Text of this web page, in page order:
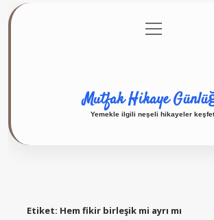
Gizlilik Politikası
menüyü
aç
Mutfak Hikaye
Yemekle ilgili neşeli hikayeler
Etiket: Hem fikir birleşik mi ayrı mı